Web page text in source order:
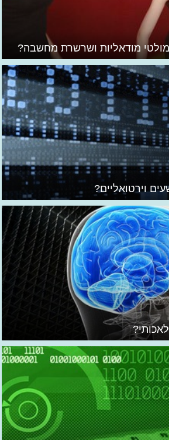
מולטי מודאליות ושרשרת מחשבה?
וירטואליים?